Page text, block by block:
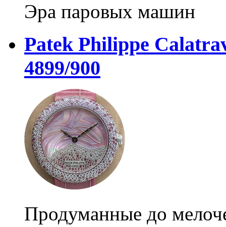
Эра паровых машин
Patek Philippe
4899/900
Продуманные до